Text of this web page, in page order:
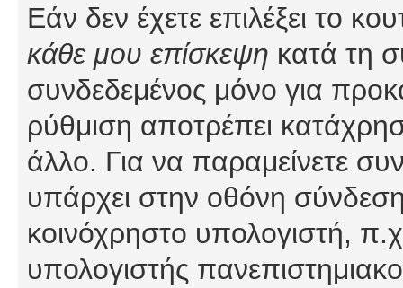
Εάν δεν έχετε επιλέξει το
κάθε μου επίσκεψη κατά τη
συνδεδεμένος μόνο για
ρύθμιση αποτρέπει
άλλο. Για να παραμείνετε
υπάρχει στην οθόνη
κοινόχρηστο υπολογιστή,
υπολογιστής